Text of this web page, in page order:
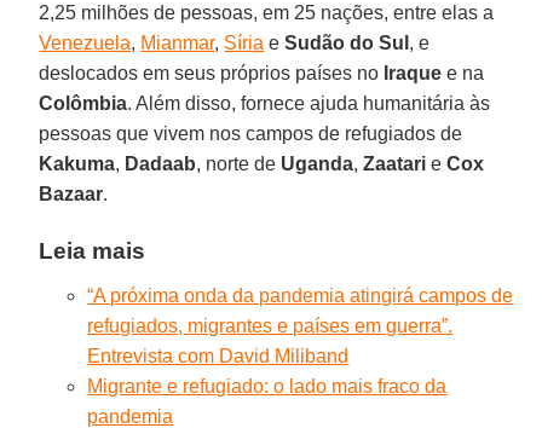
2,25 milhões de pessoas, em 25 nações, entre elas a
Venezuela, Mianmar, Síria eSudão do Sul , e
deslocados em seus próprios países no Iraque e na
Colômbia. Além disso, fornece ajuda humanitária às
pessoas que vivem nos campos de refugiados de
Kakuma, Dadaab, norte de Uganda,Zaatari eCox
Bazaar.
Leia mais
“A próxima onda da pandemia atingirá campos de
refugiados, migrantes e países em guerra”.
Entrevista com David Miliband
Migrante e refugiado: o lado mais fraco da
pandemia